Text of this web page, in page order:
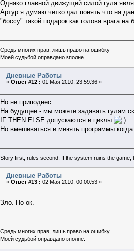
Однако главной движущей силой гуля
Артур я думаю четко дал понять что на
"боссу" такой подарок как голова врага на
Средь многих прав, лишь право на ошибку
Моей судьбой оправдано вполне.
Дневные Работы
«Ответ #12 : 01 Мая 2010, 23:59:36 »
Но не приподнес
На будущее - мы можете задавать гулям
IF THEN ELSE допускаются и циклы
Но вмешиваться и менять программы
Story first, rules second. If the system ruins the game,
Дневные Работы
«Ответ #13 : 02 Мая 2010, 00:00:53 »
Зло. Но ок.
Средь многих прав, лишь право на ошибку
Моей судьбой оправдано вполне.